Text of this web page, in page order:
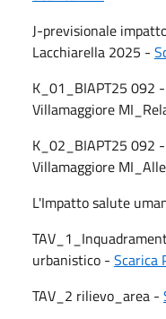
J-previsionale
Lacchiarella 2025 -
K_01_BIAPT25 092
Villamaggiore
K_02_BIAPT25 092
Villamaggiore
L'Impatto salute
urbanistico - Scarica
TAV_2 rilievo_area -